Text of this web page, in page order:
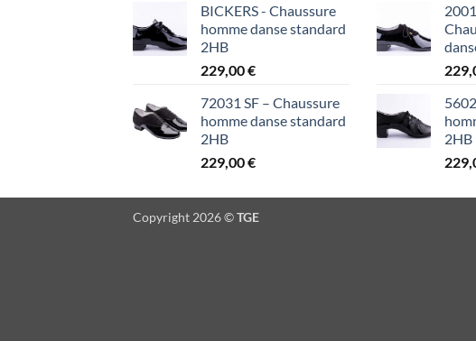
BICKERS - Chaussure
homme danse standard
2HB
229,00€
72031 SF – Chaussure
homme danse standard
2HB
229,00€
2HB
Copyright 2026 ©TGE